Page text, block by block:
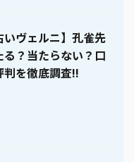
いヴェルニ】孔雀先
る？当たらない？口
判を徹底調査!!